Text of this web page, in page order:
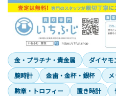
金・プラチナ・貴金属 ダイヤモ
腕時計
金歯・金杯・銀杯
勲章・トロフィー
置き時計